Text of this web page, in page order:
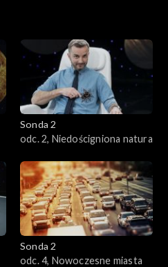
Sonda 2
odc. 2, Niedościgniona natura
Sonda 2
odc. 4, Nowoczesne miasta